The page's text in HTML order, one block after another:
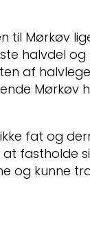
til Mørkøv
halvdel
af
Mørkøv
fat og
fastholde
og kunne